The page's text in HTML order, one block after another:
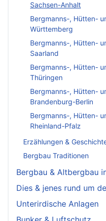
Sachsen-Anhalt
Bergmanns-, Hütten-
Württemberg
Bergmanns-, Hütten-
Saarland
Bergmanns-, Hütten-
Thüringen
Bergmanns-, Hütten-
Brandenburg-Berlin
Bergmanns-, Hütten-
Rheinland-Pfalz
Erzählungen &
Bergbau Traditionen
Bergbau & Altbergbau
Dies & jenes rund um
Unterirdische Anlagen